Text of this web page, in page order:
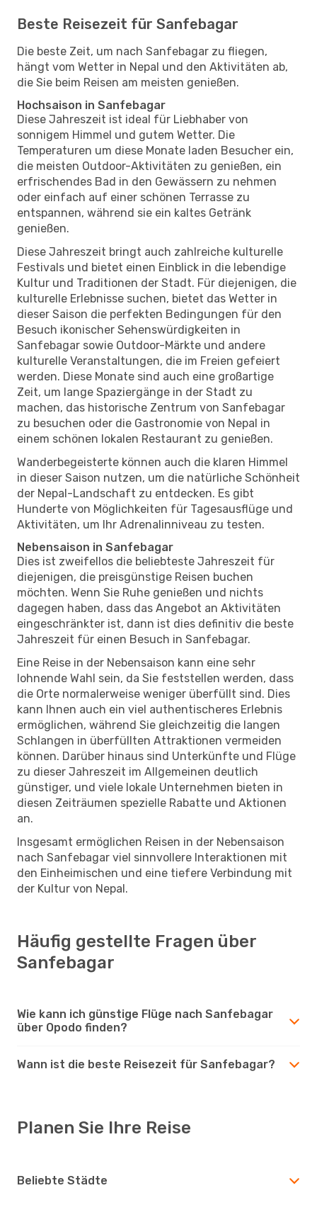
Beste Reisezeit für Sanfebagar
Die beste Zeit, um nach Sanfebagar zu fliegen,
hängt vom Wetter in Nepal und den Aktivitäten ab,
die Sie beim Reisen am meisten genießen.
Hochsaison in Sanfebagar
Diese Jahreszeit ist ideal für Liebhaber von
sonnigem Himmel und gutem Wetter. Die
Temperaturen um diese Monate laden Besucher ein,
die meisten Outdoor-Aktivitäten zu genießen, ein
erfrischendes Bad in den Gewässern zu nehmen
oder einfach auf einer schönen Terrasse zu
entspannen, während sie ein kaltes Getränk
genießen.
Diese Jahreszeit bringt auch zahlreiche kulturelle
Festivals und bietet einen Einblick in die lebendige
Kultur und Traditionen der Stadt. Für diejenigen, die
kulturelle Erlebnisse suchen, bietet das Wetter in
dieser Saison die perfekten Bedingungen für den
Besuch ikonischer Sehenswürdigkeiten in
Sanfebagar sowie Outdoor-Märkte und andere
kulturelle Veranstaltungen, die im Freien gefeiert
werden. Diese Monate sind auch eine großartige
Zeit, um lange Spaziergänge in der Stadt zu
machen, das historische Zentrum von Sanfebagar
zu besuchen oder die Gastronomie von Nepal in
einem schönen lokalen Restaurant zu genießen.
Wanderbegeisterte können auch die klaren Himmel
in dieser Saison nutzen, um die natürliche Schönheit
der Nepal-Landschaft zu entdecken. Es gibt
Hunderte von Möglichkeiten für Tagesausflüge und
Aktivitäten, um Ihr Adrenalinniveau zu testen.
Nebensaison in Sanfebagar
Dies ist zweifellos die beliebteste Jahreszeit für
diejenigen, die preisgünstige Reisen buchen
möchten. Wenn Sie Ruhe genießen und nichts
dagegen haben, dass das Angebot an Aktivitäten
eingeschränkter ist, dann ist dies definitiv die beste
Jahreszeit für einen Besuch in Sanfebagar.
Eine Reise in der Nebensaison kann eine sehr
lohnende Wahl sein, da Sie feststellen werden, dass
die Orte normalerweise weniger überfüllt sind. Dies
kann Ihnen auch ein viel authentischeres Erlebnis
ermöglichen, während Sie gleichzeitig die langen
Schlangen in überfüllten Attraktionen vermeiden
können. Darüber hinaus sind Unterkünfte und Flüge
zu dieser Jahreszeit im Allgemeinen deutlich
günstiger, und viele lokale Unternehmen bieten in
diesen Zeiträumen spezielle Rabatte und Aktionen
an.
Insgesamt ermöglichen Reisen in der Nebensaison
nach Sanfebagar viel sinnvollere Interaktionen mit
den Einheimischen und eine tiefere Verbindung mit
der Kultur von Nepal.
Häufig gestellte Fragen über
Sanfebagar
Wie kann ich günstige Flüge nach Sanfebagar
über Opodo finden?
Wann ist die beste Reisezeit für Sanfebagar?
Planen Sie Ihre Reise
Beliebte Städte